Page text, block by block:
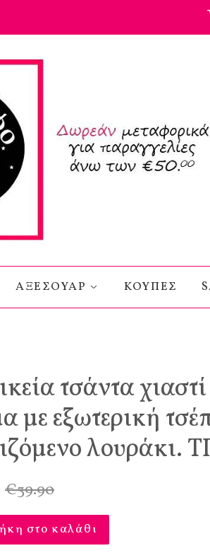
ΑΞΕΣΟΥΑΡ ΚΟΥΠΕΣ
τσάντα
με εξωτερική
λουράκι.
€39.90
στο καλάθι